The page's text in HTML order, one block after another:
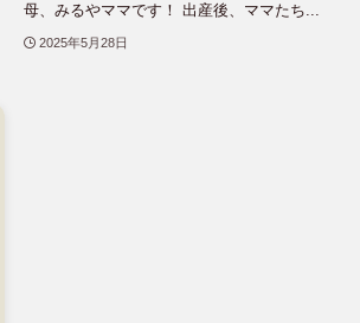
母、みるやママです！ 出産後、ママたち...
2025年5月28日